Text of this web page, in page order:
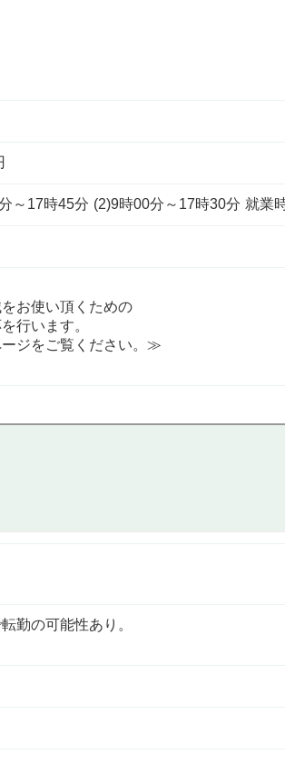
～17時45分 (2)9時00分～17時30分 就業
お使い頂くための
行います。
ジをご覧ください。≫
勤の可能性あり。